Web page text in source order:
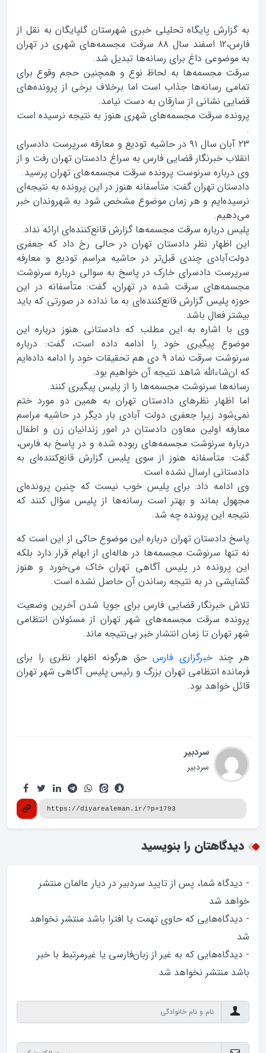
به گزارش پایگاه تحلیلی خبری شهرستان گلپایگان به نقل از
فارس،12 اسفند سال ۸۸ سرقت مجسمه‌های شهری در تهران
به موضوعی داغ برای رسانه‌ها تبدیل شد.
سرقت مجسمه‌ها به لحاظ نوع و همچنین حجم وقوع برای
تمامی رسانه‌ها جذاب است اما برخلاف برخی از پرونده‌های
قضایی نشانی از سارقان به دست نیامد.
پرونده سرقت مجسمه‌های شهری هنوز به نتیجه‌ نرسیده است
.
۲۳ آبان سال ۹۱ در حاشیه تودیع و معارفه سرپرست دادسرای
انقلاب خبرنگار قضایی فارس به سراغ دادستان تهران رفت و از
وی درباره سرنوست پرونده سرقت مجسمه‌های تهران پرسید.
دادستان تهران گفت: متأسفانه هنوز در این پرونده به نتیجه‌ای
نرسیده‌ایم و هر زمان موضوع مشخص شود به شهروندان خبر
می‌دهیم.
پلیس درباره سرقت مجسمه‌ها گزارش قانع‌کننده‌ای ارائه نداد.
این اظهار نظر دادستان تهران در حالی رخ داد که جعفری
دولت‌آبادی چندی قبل‌تر در حاشیه مراسم تودیع و معارفه
سرپرست دادسرای خارک در پاسخ به سوالی درباره سرنوشت
مجسمه‌های سرقت شده در تهران، گفت: متأسفانه در این
حوزه پلیس گزارش قانع‌کننده‌ای به ما نداده در صورتی که باید
بیشتر فعال باشد.
وی با اشاره به این مطلب که دادستانی هنوز درباره این
موضوع پیگیری خود را ادامه داده است، گفت: درباره
سرنوشت سرقت نماد ۹ دی هم تحقیقات خود را ادامه داده‌ایم
که ان‌شاءالله شاهد نتیجه آن خواهیم بود.
رسانه‌ها سرنوشت مجسمه‌ها را از پلیس پیگیری کنند.
اما اظهار نظر‌های دادستان تهران به همین دو مورد ختم
نمی‌شود زیرا جعفری دولت آبادی بار دیگر در حاشیه مراسم
معارفه اولین معاون دادستان در امور زندانیان زن و اطفال
درباره سرنوشت مجسمه‌های ربوده شده و در پاسخ به فارس،
گفت: متأسفانه هنوز از سوی پلیس گزارش قانع‌کننده‌ای به
دادستانی ارسال نشده است.
وی ادامه داد: برای پلیس خوب نیست که چنین پرونده‌ای
مجهول بماند و بهتر است رسانه‌ها از پلیس سؤال کنند که
نتیجه این پرونده چه شد.
پاسخ دادستان تهران درباره این موضوع حاکی از این است که
نه تنها سرنوشت مجسمه‌ها در هاله‌ای از ابهام قرار دارد بلکه
این پرونده در پلیس آگاهی تهران خاک می‌خورد و هنوز
گشایشی در به نتیجه رساندن آن حاصل نشده است.
تلاش خبرنگار قضایی فارس برای جویا شدن آخرین وضعیت
پرونده سرقت مجسمه‌های شهر تهران از مسئولان انتظامی
شهر تهران تا زمان انتشار خبر بی‌نتیجه ماند.
هر چندخبرگزاری فارسحق هرگونه اظهار نظری را برای
فرمانده انتظامی تهران بزرگ و رئیس پلیس آگاهی شهر تهران
قائل خواهد بود.
سردبیر
سردبیر
دیدگاهتان را بنویسید
- دیدگاه شما، پس از تایید سردبیر در دیار عالمان منتشر
خواهد‌ شد
- دیدگاه‌هایی که حاوی تهمت یا افترا باشد منتشر نخواهد‌
شد
- دیدگاه‌هایی که به غیر از زبان‌فارسی یا غیرمرتبط با خبر
باشد منتشر نخواهد‌ شد